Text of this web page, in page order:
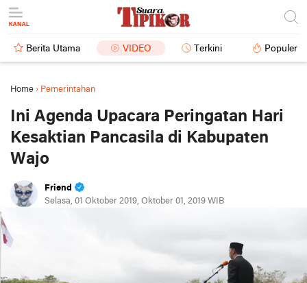
Berita Utama VIDEO Terkini Populer
Home › Pemerintahan
Ini Agenda Upacara Peringatan Hari
Kesaktian Pancasila di Kabupaten
Wajo
Friend
Selasa, 01 Oktober 2019, Oktober 01, 2019 WIB